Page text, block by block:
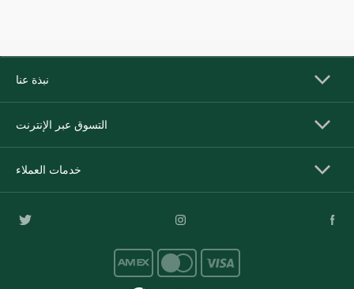
نبذة عنا
التسوق عبر الإنترنت
خدمات العملاء